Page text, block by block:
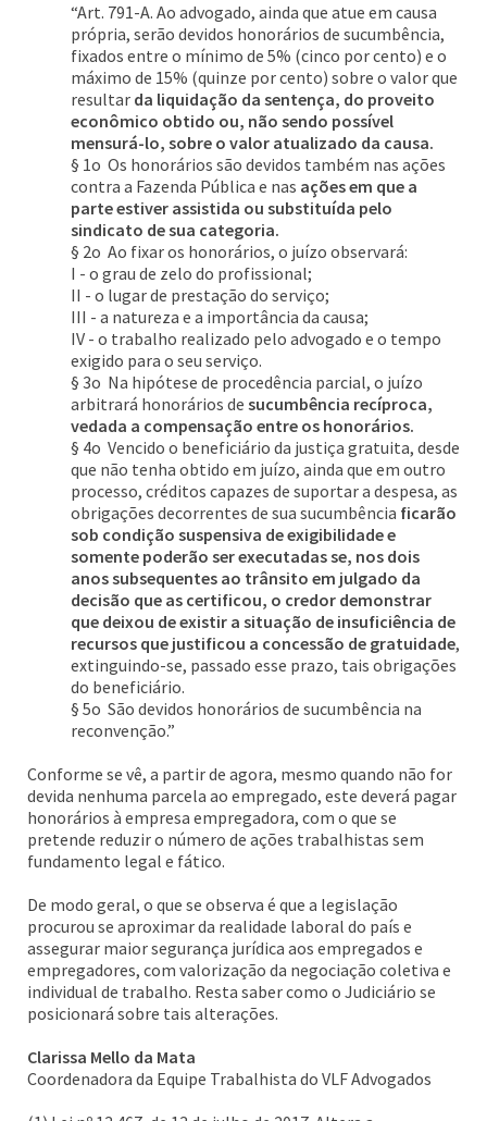
“Art. 791-A. Ao advogado, ainda que atue em causa
própria, serão devidos honorários de sucumbência,
fixados entre o mínimo de 5% (cinco por cento) e o
máximo de 15% (quinze por cento) sobre o valor que
resultar da liquidação da sentença, do proveito
econômico obtido ou, não sendo possível
mensurá-lo, sobre o valor atualizado da causa.
§ 1o Os honorários são devidos também nas ações
contra a Fazenda Pública e nas ações em que a
parte estiver assistida ou substituída pelo
sindicato de sua categoria.
§ 2o Ao fixar os honorários, o juízo observará:
I - o grau de zelo do profissional;
II - o lugar de prestação do serviço;
III - a natureza e a importância da causa;
IV - o trabalho realizado pelo advogado e o tempo
exigido para o seu serviço.
§ 3o Na hipótese de procedência parcial, o juízo
arbitrará honorários de sucumbência recíproca,
vedada a compensação entre os honorários.
§ 4o Vencido o beneficiário da justiça gratuita, desde
que não tenha obtido em juízo, ainda que em outro
processo, créditos capazes de suportar a despesa, as
obrigações decorrentes de sua sucumbência ficarão
sob condição suspensiva de exigibilidade e
somente poderão ser executadas se, nos dois
anos subsequentes ao trânsito em julgado da
decisão que as certificou, o credor demonstrar
que deixou de existir a situação de insuficiência de
recursos que justificou a concessão de gratuidade,
extinguindo-se, passado esse prazo, tais obrigações
do beneficiário.
§ 5o São devidos honorários de sucumbência na
reconvenção.”
Conforme se vê, a partir de agora, mesmo quando não for
devida nenhuma parcela ao empregado, este deverá pagar
honorários à empresa empregadora, com o que se
pretende reduzir o número de ações trabalhistas sem
fundamento legal e fático.
De modo geral, o que se observa é que a legislação
procurou se aproximar da realidade laboral do país e
assegurar maior segurança jurídica aos empregados e
empregadores, com valorização da negociação coletiva e
individual de trabalho. Resta saber como o Judiciário se
posicionará sobre tais alterações.
Clarissa Mello da Mata
Coordenadora da Equipe Trabalhista do VLF Advogados